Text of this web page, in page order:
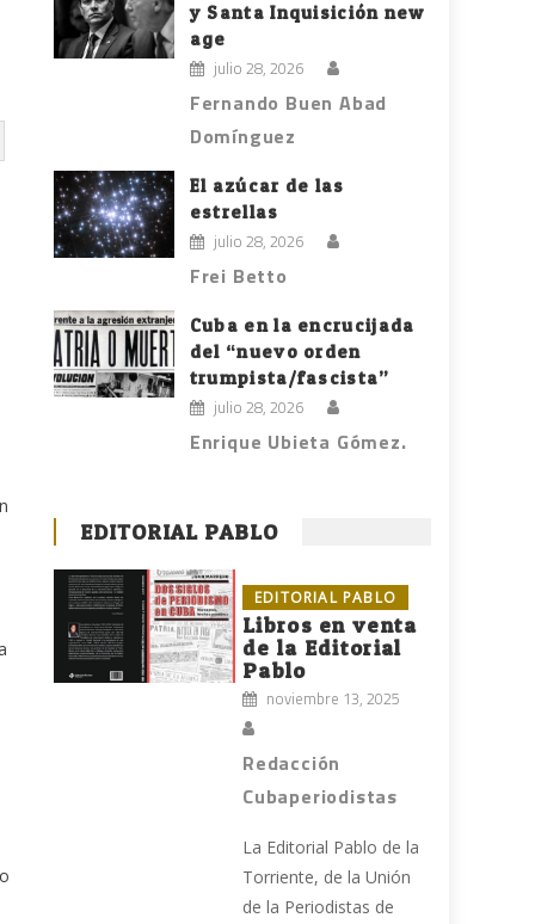
y Santa Inquisición new
age
julio 28, 2026
Fernando Buen Abad
Domínguez
El azúcar de las
estrellas
julio 28, 2026
Frei Betto
Cuba en la encrucijada
del “nuevo orden
trumpista/fascista”
julio 28, 2026
Enrique Ubieta Gómez.
EDITORIAL PABLO
EDITORIAL PABLO
Libros en venta
de la Editorial
Pablo
noviembre 13, 2025
Redacción
Cubaperiodistas
La Editorial Pablo de la
Torriente, de la Unión
de la Periodistas de